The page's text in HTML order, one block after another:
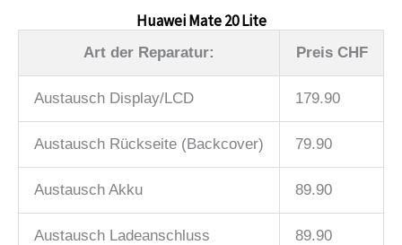
Huawei Mate 20 Lite
Art der Reparatur: Preis CHF
Austausch Display/LCD 179.90
Austausch Rückseite (Backcover) 79.90
Austausch Akku 89.90
Austausch Ladeanschluss 89.90